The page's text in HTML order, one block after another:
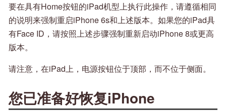
要在具有Home按钮的iPad机型上执行此操作，请遵循相同
的说明来强制重启iPhone 6s和上述版本。如果您的iPad具
有Face ID，请按照上述步骤强制重新启动iPhone 8或更高
版本。
请注意，在iPad上，电源按钮位于顶部，而不位于侧面。
您已准备好恢复iPhone